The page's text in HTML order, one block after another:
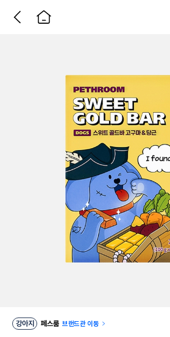
강아지 페스룸 브랜드관 이동